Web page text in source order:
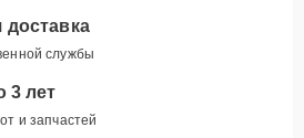
доставка
службы
3 лет
и запчастей